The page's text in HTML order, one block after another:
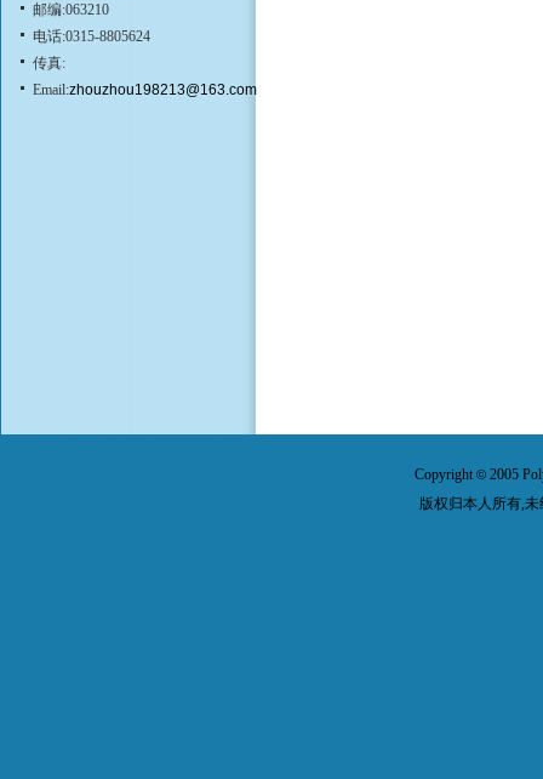
邮编:063210
电话:0315-8805624
传真:
Email:zhouzhou198213@163.com
Copyright© 2005
版权归本人所有,